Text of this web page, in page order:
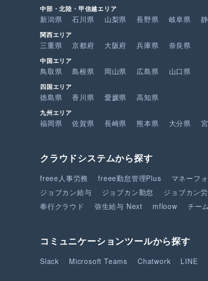
中部・北陸・甲信越エリア
新潟県 石川県 山梨県 長野県 岐阜県
関西エリア
三重県 京都府 大阪府 兵庫県 奈良県
中国エリア
鳥取県 島根県 岡山県 広島県 山口県
四国エリア
徳島県 香川県 愛媛県 高知県
九州エリア
福岡県 佐賀県 長崎県 熊本県 大分県
クラウドシステムから探す
freee人事労務 freee勤怠管理Plus マネーフ
ジョブカン給与
ジョブカン勤怠 ジョブカン
奉行クラウド
弥生給与 Next mfloow チー
コミュニケーションツールから探す
Slack Microsoft Teams Chatwork LINE